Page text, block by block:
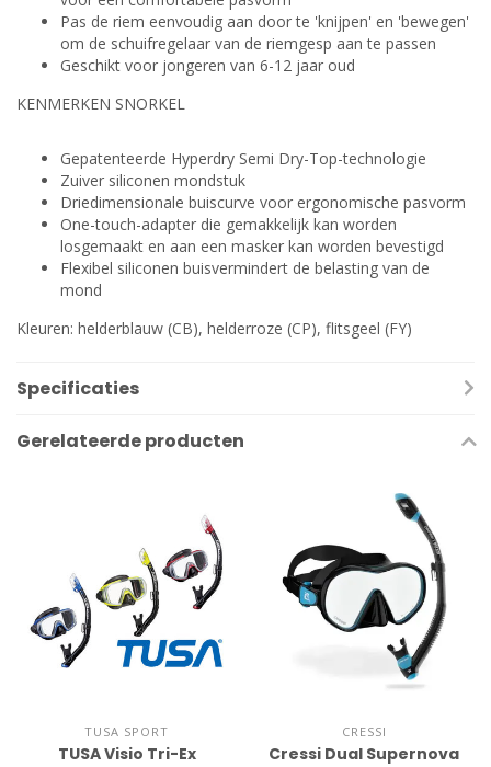
Pas de riem eenvoudig aan door te 'knijpen' en 'bewegen'
om de schuifregelaar van de riemgesp aan te passen
Geschikt voor jongeren van 6-12 jaar oud
KENMERKEN SNORKEL
Gepatenteerde Hyperdry Semi Dry-Top-technologie
Zuiver siliconen mondstuk
Driedimensionale buiscurve voor ergonomische pasvorm
One-touch-adapter die gemakkelijk kan worden
losgemaakt en aan een masker kan worden bevestigd
Flexibel siliconen buisvermindert de belasting van de
mond
Kleuren: helderblauw (CB), helderroze (CP), flitsgeel (FY)
Specificaties
Gerelateerde producten
TUSA SPORT
TUSA Visio Tri-Ex
CRESSI
Cressi Dual Supernova